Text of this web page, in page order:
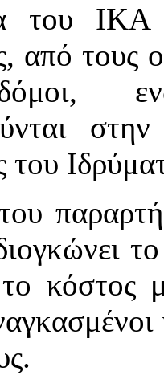
του ΙΚΑ
από τους
κόστος